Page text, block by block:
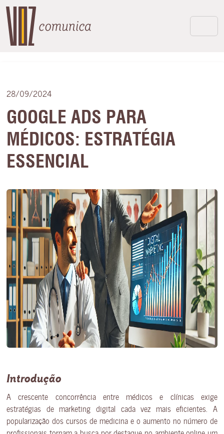
28/09/2024
GOOGLE ADS PARA
MÉDICOS: ESTRATÉGIA
ESSENCIAL
Introdução
A crescente concorrência entre médicos e clínicas exige
estratégias de marketing digital cada vez mais eficientes. A
popularização dos cursos de medicina e o aumento no número de